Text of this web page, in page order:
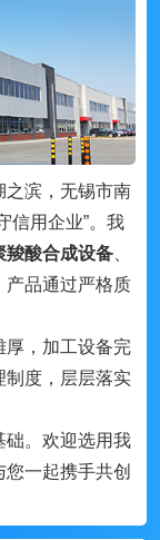
之滨，无锡市南
信用企业”。我
羧酸合成设备、
产品通过严格质
厚，加工设备完
制度，层层落实
础。欢迎选用我
一起携手共创